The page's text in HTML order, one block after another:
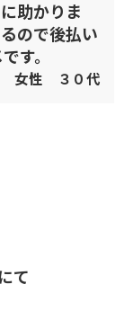
助かりま
ので後払い
す。
女性 ３０代
て